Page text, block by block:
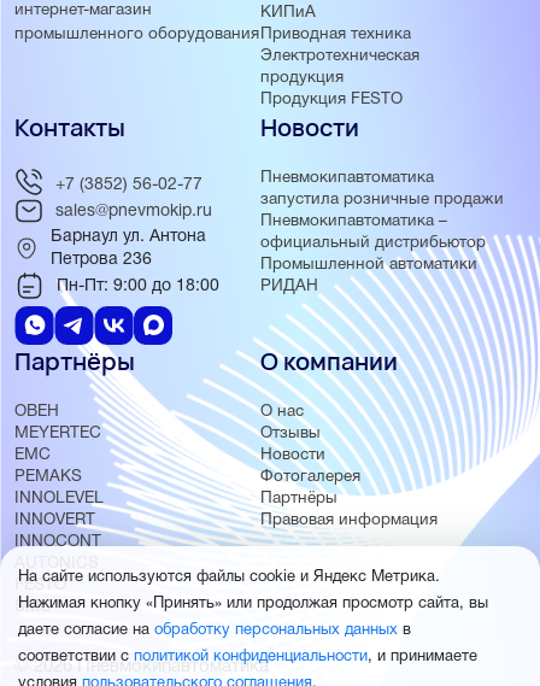
интернет-магазин
промышленного оборудования
КИПиА
Приводная техника
Электротехническая
продукция
Продукция FESTO
Новости
Пневмокипавтоматика
запустила розничные продажи
Пневмокипавтоматика –
официальный дистрибьютор
Промышленной автоматики
РИДАН
Партнёры
ОВЕН
MEYERTEC
EMC
PEMAKS
INNOLEVEL
INNOVERT
INNOCONT
AUTONICS
FESTO
SMC
О компании
О нас
Отзывы
Новости
Фотогалерея
Партнёры
Правовая информация
Контакты
+7 (3852) 56-02-77
sales@pnevmokip.ru
Барнаул ул. Антона
Петрова 236
Пн-Пт: 9:00 до 18:00
© 2026 Пневмокипавтоматика
На сайте используются файлы cookie и Яндекс Метрика.
Нажимая кнопку «Принять» или продолжая просмотр сайта, вы
даете согласие на обработку персональных данных в
соответствии с политикой конфиденциальности, и принимаете